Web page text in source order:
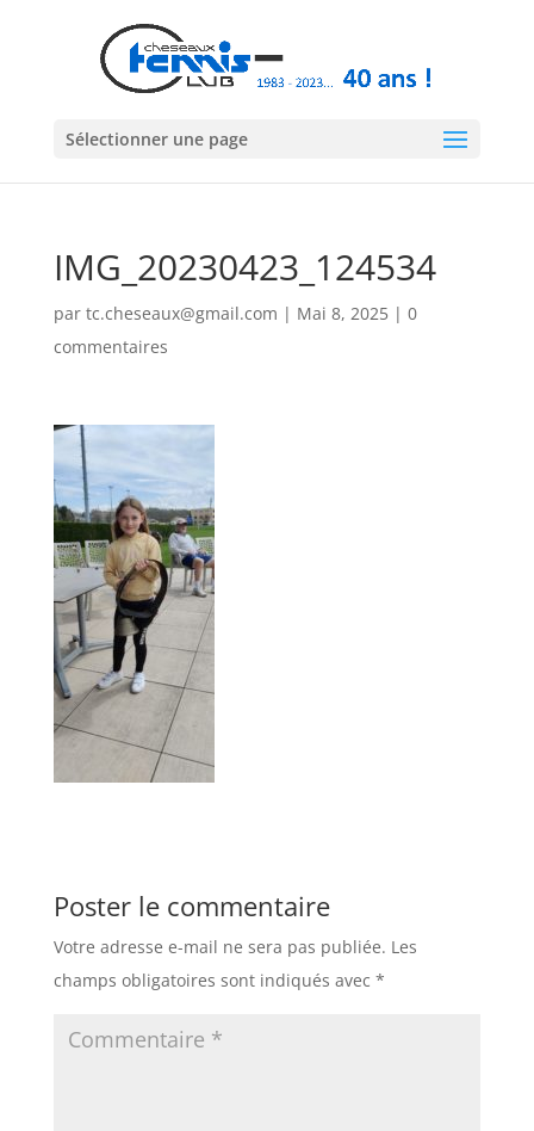
Sélectionner une page
IMG_20230423_124534
par tc.cheseaux@gmail.com | Mai 8, 2025| 0
commentaires
Poster le commentaire
Votre adresse e-mail ne sera pas publiée. Les
champs obligatoires sont indiqués avec *